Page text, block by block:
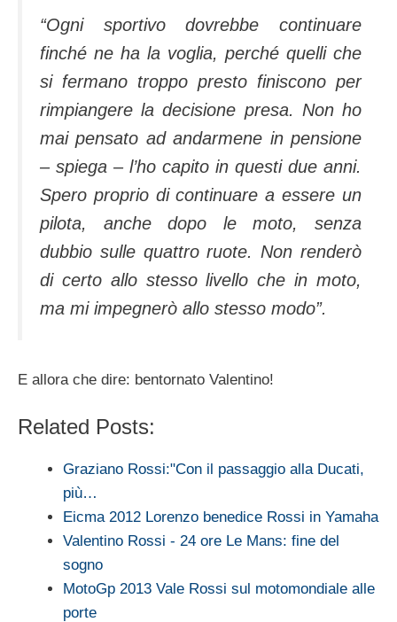
“Ogni sportivo dovrebbe continuare
finché ne ha la voglia, perché quelli che
si fermano troppo presto finiscono per
rimpiangere la decisione presa. Non ho
mai pensato ad andarmene in pensione
– spiega – l’ho capito in questi due anni.
Spero proprio di continuare a essere un
pilota, anche dopo le moto, senza
dubbio sulle quattro ruote. Non renderò
di certo allo stesso livello che in moto,
ma mi impegnerò allo stesso modo”.
E allora che dire: bentornato Valentino!
Related Posts:
Graziano Rossi:"Con il passaggio alla Ducati,
più…
Eicma 2012 Lorenzo benedice Rossi in Yamaha
Valentino Rossi - 24 ore Le Mans: fine del
sogno
MotoGp 2013 Vale Rossi sul motomondiale alle
porte